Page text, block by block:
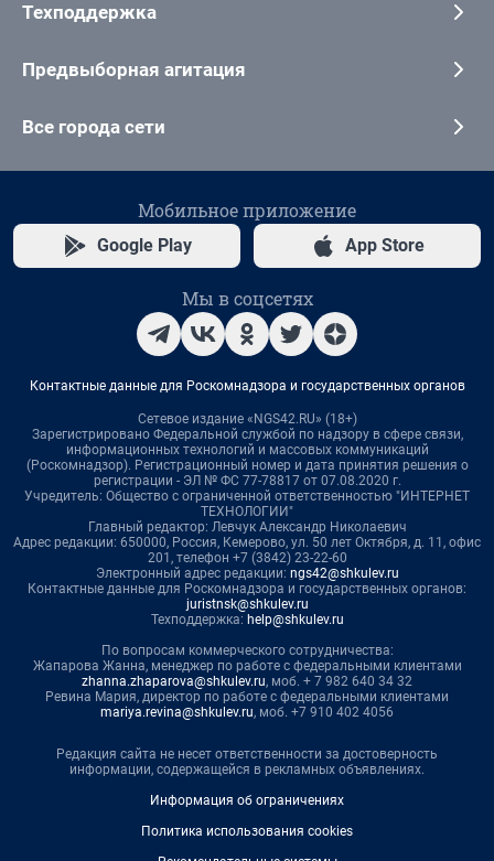
Техподдержка
Предвыборная агитация
Все города сети
Мобильное приложение
Google Play App Store
Мы в соцсетях
Контактные данные для Роскомнадзора и государственных органов
Сетевое издание «NGS42.RU» (18+)
Зарегистрировано Федеральной службой по надзору в сфере связи,
информационных технологий и массовых коммуникаций
(Роскомнадзор). Регистрационный номер и дата принятия решения о
регистрации - ЭЛ № ФС 77-78817 от 07.08.2020 г.
Учредитель: Общество с ограниченной ответственностью "ИНТЕРНЕТ
ТЕХНОЛОГИИ"
Главный редактор: Левчук Александр Николаевич
Адрес редакции: 650000, Россия, Кемерово, ул. 50 лет Октября, д. 11, офис
201, телефон +7 (3842) 23-22-60
Электронный адрес редакции: ngs42@shkulev.ru
Контактные данные для Роскомнадзора и государственных органов:
juristnsk@shkulev.ru
Техподдержка: help@shkulev.ru
По вопросам коммерческого сотрудничества:
Жапарова Жанна, менеджер по работе с федеральными клиентами
zhanna.zhaparova@shkulev.ru, моб. + 7 982 640 34 32
Ревина Мария, директор по работе с федеральными клиентами
mariya.revina@shkulev.ru, моб. +7 910 402 4056
Редакция сайта не несет ответственности за достоверность
информации, содержащейся в рекламных объявлениях.
Информация об ограничениях
Политика использования cookies